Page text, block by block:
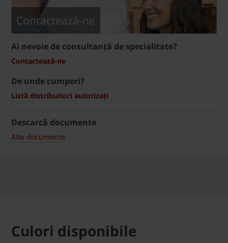
Contactează-ne
Ai nevoie de consultanță de specialitate?
Contactează-ne
De unde cumperi?
Listă distribuitori autorizați
Descarcă documente
Alte documente
Culori disponibile